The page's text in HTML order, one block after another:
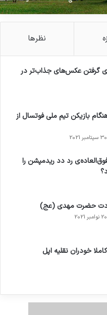
نظرها
گرفتن عکس‌های جذاب‌تر در
بازیکن تیم ملی فوتسال از
30 سپتامبر 2021
رد دد ریدمپشن را
حضرت مهدی (عج)
20 نوامبر 2021
خودران نقلیه اپل